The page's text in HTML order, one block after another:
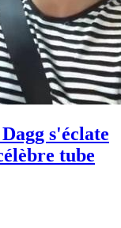
s'éclate
tube